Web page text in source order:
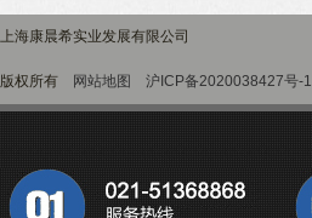
上海康晨希实业发展有限公司
版权所有 网站地图 沪ICP备2020038427号-1